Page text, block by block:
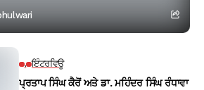
. ਇੰਟਰਵਿਊ
ਪ੍ਰਤਾਪ ਸਿੰਘ ਕੈਰੋਂ ਅਤੇ ਡਾ. ਮਹਿੰਦਰ ਸਿੰਘ ਰੰਧਾਵਾ